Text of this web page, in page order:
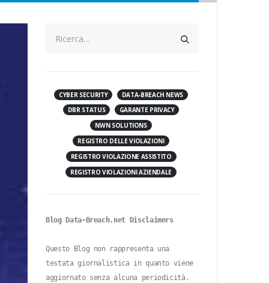
CYBER SECURITY
DATA-BREACH NEWS
DBR STATUS
GARANTE PRIVACY
NWN SOLUTIONS
REGISTRO DELLE VIOLAZIONI
REGISTRO VIOLAZIONE ASSISTITO
REGISTRO VIOLAZIONI AZIENDALE
Blog Data-Breach.net Disclaimers
Questo Blog non rappresenta una
testata giornalistica in quanto viene
aggiornato senza alcuna periodicità.